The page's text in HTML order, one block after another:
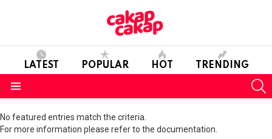
LATEST POPULAR HOT TRENDING
No featured entries match the criteria.
For more information please refer to the documentation.